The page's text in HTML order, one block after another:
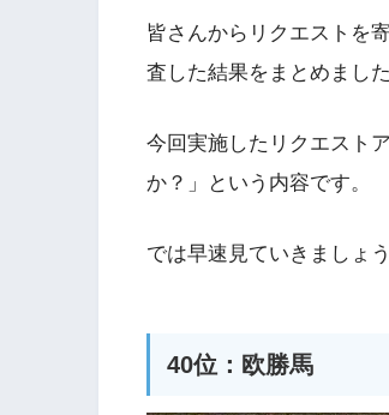
皆さんからリクエストを
査した結果をまとめました
今回実施したリクエスト
か？」という内容です。
では早速見ていきましょう
40位：欧勝馬